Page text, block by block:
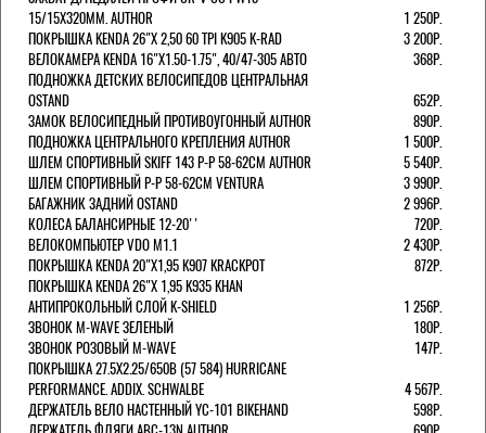
15/15X320ММ. AUTHOR
1 250Р.
ПОКРЫШКА KENDA 26"Х 2,50 60 TPI K905 K-RAD
3 200Р.
ВЕЛОКАМЕРА KENDA 16"Х1.50-1.75", 40/47-305 АВТО
368Р.
ПОДНОЖКА ДЕТСКИХ ВЕЛОСИПЕДОВ ЦЕНТРАЛЬНАЯ
OSTAND
652Р.
ЗАМОК ВЕЛОСИПЕДНЫЙ ПРОТИВОУГОННЫЙ AUTHOR
890Р.
ПОДНОЖКА ЦЕНТРАЛЬНОГО КРЕПЛЕНИЯ AUTHOR
1 500Р.
ШЛЕМ СПОРТИВНЫЙ SKIFF 143 Р-Р 58-62СМ AUTHOR
5 540Р.
ШЛЕМ СПОРТИВНЫЙ Р-Р 58-62СМ VENTURA
3 990Р.
БАГАЖНИК ЗАДНИЙ OSTAND
2 996Р.
КОЛЕСА БАЛАНСИРНЫЕ 12-20''
720Р.
ВЕЛОКОМПЬЮТЕР VDO M1.1
2 430Р.
ПОКРЫШКА KENDA 20"Х1,95 K907 KRACKPOT
872Р.
ПОКРЫШКА KENDA 26"Х 1,95 K935 KHAN
АНТИПРОКОЛЬНЫЙ СЛОЙ K-SHIELD
1 256Р.
ЗВОНОК M-WAVE ЗЕЛЕНЫЙ
180Р.
ЗВОНОК РОЗОВЫЙ M-WAVE
147Р.
ПОКРЫШКА 27.5X2.25/650B (57 584) HURRICANE
PERFORMANCE. ADDIX. SCHWALBE
4 567Р.
ДЕРЖАТЕЛЬ ВЕЛО НАСТЕННЫЙ YC-101 BIKEHAND
598Р.